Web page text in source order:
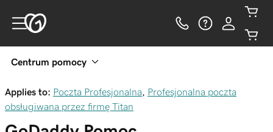
Centrum pomocy
Applies to: Poczta Profesjonalna
Profesjonalna poczta
obsługiwana przez firmę Titan